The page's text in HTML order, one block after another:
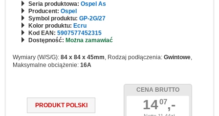
Seria produktowa: Ospel As
Producent: Ospel
Symbol produktu: GP-2G/27
Kolor produktu: Ecru
Kod EAN: 5907577452315
Dostępność: Można zamawiać
Wymiary (W/S/G): 84 x 84 x 45mm, Rodzaj podłączenia: Gwintowe,
Maksymalne obciążenie: 16A
PRODUKT POLSKI
CENA BRUTTO
1407,-